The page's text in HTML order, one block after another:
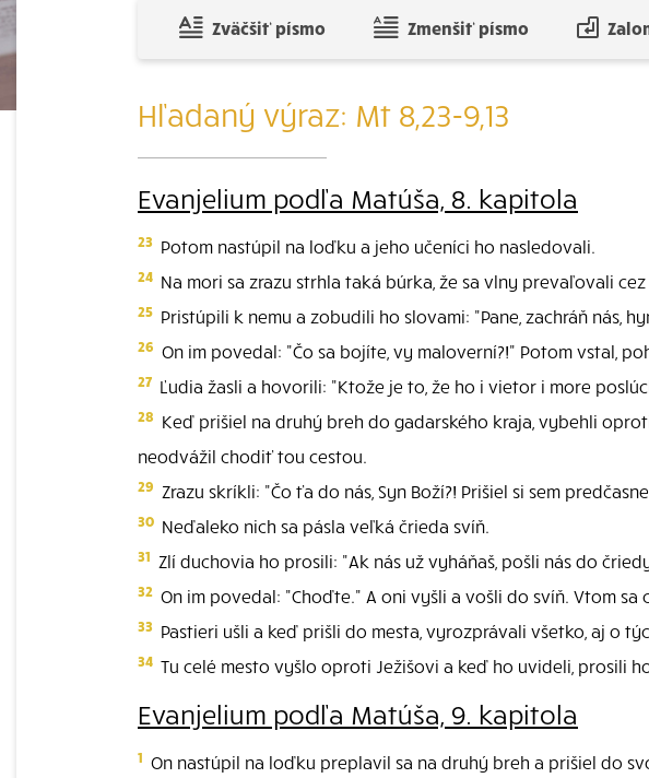
Zväčšiť písmo Zmenšiť písmo
Hľadaný výraz: Mt 8,23-9,13
Evanjelium podľa Matúša, 8. kapitola
23 Potom nastúpil na loďku a jeho učeníci ho nasledovali.
24 Na mori sa zrazu strhla taká búrka, že sa vlny prevaľovali
25 Pristúpili k nemu a zobudili ho slovami: "Pane, zachráň nás,
26 On im povedal: "Čo sa bojíte, vy maloverní?!" Potom vstal,
27 Ľudia žasli a hovorili: "Ktože je to, že ho i vietor i more
28 Keď prišiel na druhý breh do gadarského kraja, vybehli
neodvážil chodiť tou cestou.
29 Zrazu skríkli: "Čo ťa do nás, Syn Boží?! Prišiel si sem
30 Neďaleko nich sa pásla veľká črieda svíň.
31 Zlí duchovia ho prosili: "Ak nás už vyháňaš, pošli nás do
32 On im povedal: "Choďte." A oni vyšli a vošli do svíň. Vtom
33 Pastieri ušli a keď prišli do mesta, vyrozprávali všetko, aj o
34 Tu celé mesto vyšlo oproti Ježišovi a keď ho uvideli, prosili
Evanjelium podľa Matúša, 9. kapitola
1 On nastúpil na loďku preplavil sa na druhý breh a prišiel do